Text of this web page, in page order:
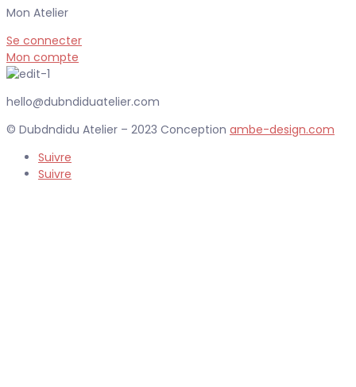
Mon Atelier
Se connecter
Mon compte
hello@dubndiduatelier.com
© Dubdndidu Atelier – 2023 Conception ambe-design.com
Suivre
Suivre